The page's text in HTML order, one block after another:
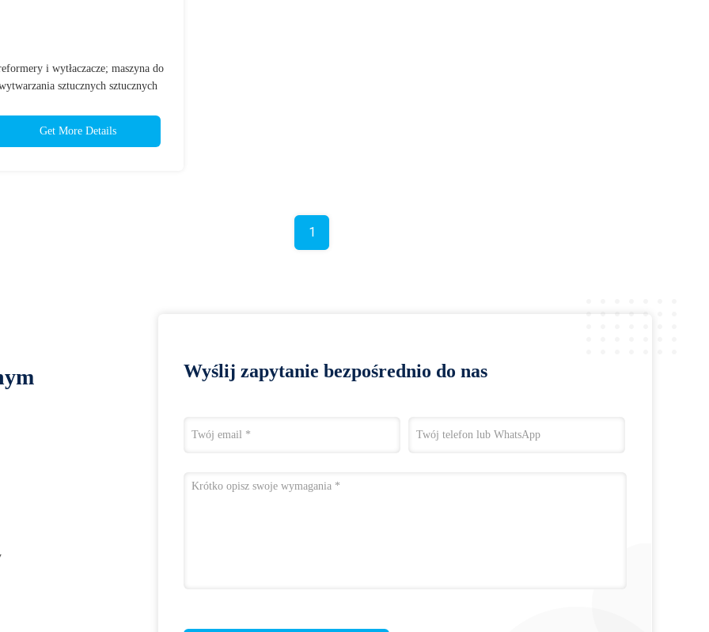
i wytłaczacze; maszyna do
sztucznych sztucznych
sztucznych sztucznych sztucznych
Get More Details
1
Wyślij zapytanie bezpośrednio do nas